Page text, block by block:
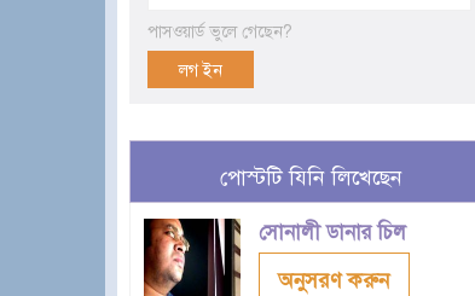
পাসওয়ার্ড ভুলে গেছেন?
পোস্টটি যিনি লিখেছেন
সোনালী ডানার চিল
অনুসরণ করুন